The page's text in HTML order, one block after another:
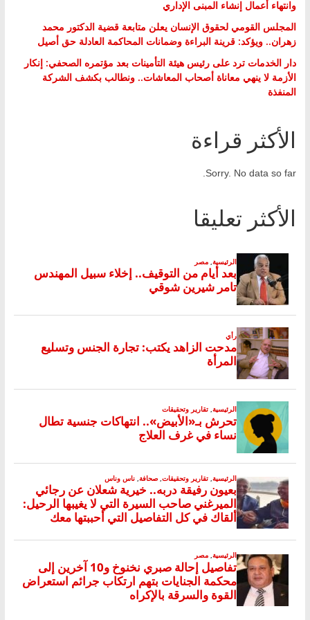
وانتهاء أعمال إنشاء المبنى الإداري
المجلس القومي لحقوق الإنسان يعلن متابعة قضية الدكتور محمد
زهران.. ويؤكد: قرينة البراءة وضمانات المحاكمة العادلة حق أصيل
دار الخدمات ترد على رئيس هيئة التأمينات بعد مؤتمره الصحفي: إنكار
الأزمة لا ينهي معاناة أصحاب المعاشات.. ونطالب بكشف الشركة
المنفذة
الأكثر قراءة
Sorry. No data so far.
الأكثر تعليقا